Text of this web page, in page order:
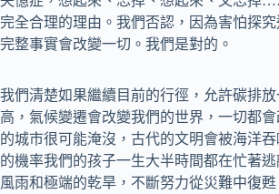
完全合理的理由。我們否認，因為害怕探
完整事實會改變一切。我們是對的。
我們清楚如果繼續目前的行徑，允許碳排
高，氣候變遷會改變我們的世界，一切都
的城市很可能淹沒，古代的文明會被海洋
的機率我們的孩子一生大半時間都在忙著
風雨和極端的乾旱，不斷努力從災難中復